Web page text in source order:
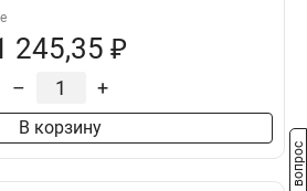
245,35 ₽
– +
В корзину